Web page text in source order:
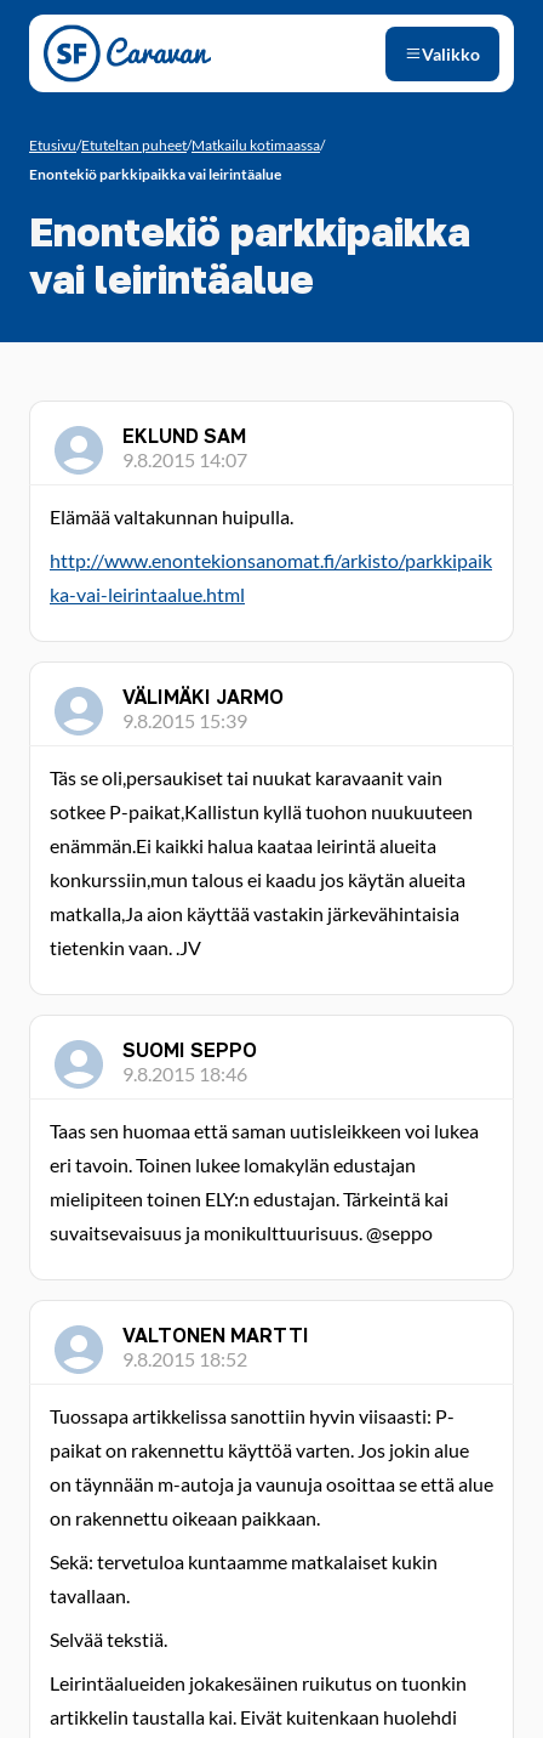
Siirry sivun sisältöön
Valikko
Etusivu/Etuteltan puheet/Matkailu kotimaassa/
Enontekiö parkkipaikka vai leirintäalue
Enontekiö parkkipaikka
vai leirintäalue
EKLUND SAM
9.8.2015 14:07
Elämää valtakunnan huipulla.
http://www.enontekionsanomat.fi/arkisto/parkkipaik
ka-vai-leirintaalue.html
VÄLIMÄKI JARMO
9.8.2015 15:39
Täs se oli,persaukiset tai nuukat karavaanit vain
sotkee P-paikat,Kallistun kyllä tuohon nuukuuteen
enämmän.Ei kaikki halua kaataa leirintä alueita
konkurssiin,mun talous ei kaadu jos käytän alueita
matkalla,Ja aion käyttää vastakin järkevähintaisia
tietenkin vaan. .JV
SUOMI SEPPO
9.8.2015 18:46
Taas sen huomaa että saman uutisleikkeen voi lukea
eri tavoin. Toinen lukee lomakylän edustajan
mielipiteen toinen ELY:n edustajan. Tärkeintä kai
suvaitsevaisuus ja monikulttuurisuus. @seppo
VALTONEN MARTTI
9.8.2015 18:52
Tuossapa artikkelissa sanottiin hyvin viisaasti: P-
paikat on rakennettu käyttöä varten. Jos jokin alue
on täynnään m-autoja ja vaunuja osoittaa se että alue
on rakennettu oikeaan paikkaan.
Sekä: tervetuloa kuntaamme matkalaiset kukin
tavallaan.
Selvää tekstiä.
Leirintäalueiden jokakesäinen ruikutus on tuonkin
artikkelin taustalla kai. Eivät kuitenkaan huolehdi